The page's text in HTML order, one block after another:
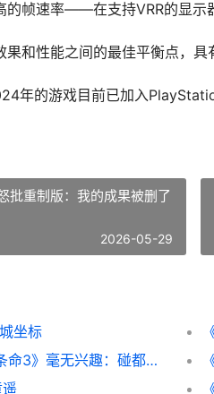
的帧速率——在支持VRR的显示
果和性能之间的最佳平衡点，
年的游戏目前已加入
批重制版：我的成果被删了
2026-05-29
坐标
前V社编剧表示对《半条命3》毫无兴趣：碰都不想碰